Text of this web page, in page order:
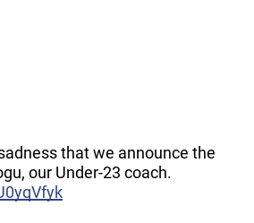
that we announce the
our Under-23 coach.